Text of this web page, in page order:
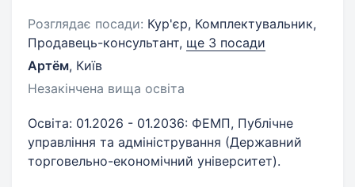
Розглядає посади: Кур'єр, Комплектувальник,
Продавець-консультант, ще 3 посади
Артём, Київ
Незакінчена вища освіта
Освіта: 01.2026 - 01.2036: ФЕМП, Публічне
управління та адміністрування (Державний
торговельно-економічний університет).